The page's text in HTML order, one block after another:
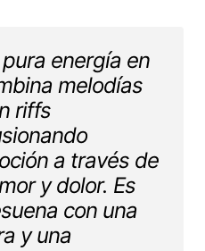
energía en
melodías
riffs
a través de
y dolor. Es
con una
y una